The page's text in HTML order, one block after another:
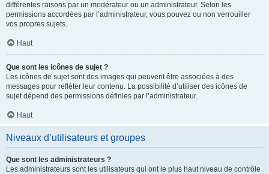
différentes raisons par un modérateur ou un administrateur. Selon les
permissions accordées par l’administrateur, vous pouvez ou non verrouiller
vos propres sujets.
Haut
Que sont les icônes de sujet ?
Les icônes de sujet sont des images qui peuvent être associées à des
messages pour refléter leur contenu. La possibilité d’utiliser des icônes de
sujet dépend des permissions définies par l’administrateur.
Haut
Niveaux d’utilisateurs et groupes
Que sont les administrateurs ?
Les administrateurs sont les utilisateurs qui ont le plus haut niveau de contrôle